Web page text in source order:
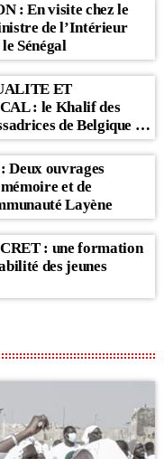
: En visite chez le
de l’Intérieur
Sénégal
ET
: le Khalif des
de Belgique et
ouvrages
et de
Layène
: une formation
des jeunes